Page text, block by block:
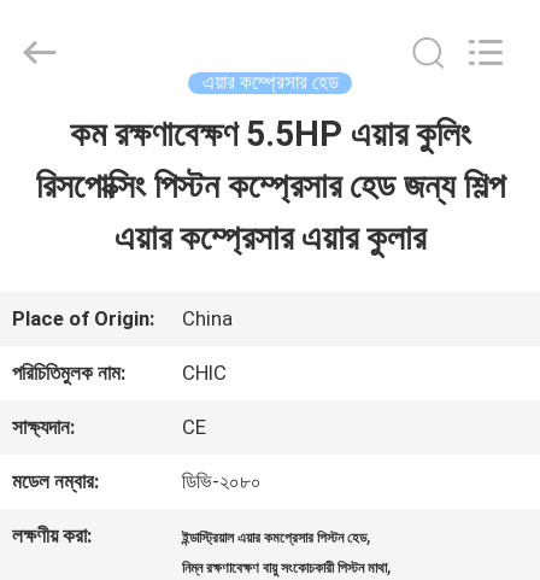
আমাদের
সম্পর্কে
কারখানা
পরিদর্শন
Chic
Machinery
এয়ার কম্প্রেসার হেড
কম রক্ষণাবেক্ষণ 5.5HP এয়ার কুলিং
রিসপোক্সিং পিস্টন কম্প্রেসার হেড জন্য শিল্প
এয়ার কম্প্রেসার এয়ার কুলার
Place of Origin: China
পরিচিতিমুলক নাম: CHIC
সাক্ষ্যদান: CE
মডেল নম্বার: ডিভি-২০৮০
লক্ষণীয় করা: ইন্ডাস্ট্রিয়াল এয়ার কমপ্রেসার পিস্টন হেড,
নিম্ন রক্ষণাবেক্ষণ বায়ু সংকোচকারী পিস্টন মাথা,